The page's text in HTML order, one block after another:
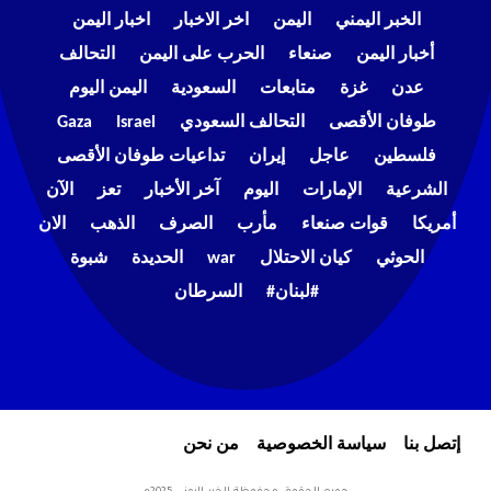
الخبر اليمني اليمن اخر الاخبار
اخبار اليمن
أخبار اليمن
صنعاء الحرب على اليمن
التحالف
عدن
غزة متابعات السعودية
اليمن اليوم
طوفان الأقصى
التحالف السعودي Israel
Gaza
فلسطين
عاجل إيران
تداعيات طوفان الأقصى
الشرعية
الإمارات اليوم آخر الأخبار تعز
الآن
أمريكا
قوات صنعاء مأرب الصرف الذهب
الان
الحوثي
كيان الاحتلال war الحديدة
شبوة
#لبنان#
السرطان
إتصل بنا سياسة الخصوصية من نحن